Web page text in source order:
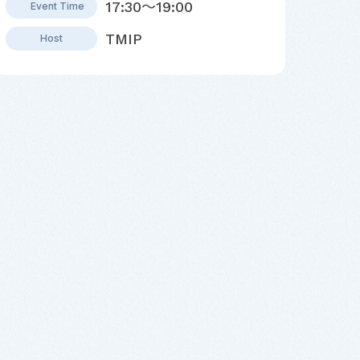
Event Time 17:30～19:00
Host TMIP